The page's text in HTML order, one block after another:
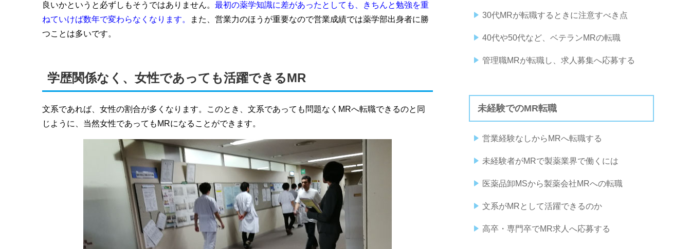
良いかというと必ずしもそうではありません。 最初の薬学知識に差があったとしても、きちんと勉強を重
ねていけば数年で変わらなくなります。
また、営業力のほうが重要なので営業成績では薬学部出身者に勝
つことは多いです。
学歴関係なく、女性であっても活躍できるMR
文系であれば、女性の割合が多くなります。このとき、文系であっても問題なくMRへ転職できるのと同
じように、当然女性であってもMRになることができます。
30代MRが転職するときに注意すべき点
40代や50代など、ベテランMRの転職
管理職MRが転職し、求人募集へ応募する
未経験でのMR転職
営業経験なしからMRへ転職する
未経験者がMRで製薬業界で働くには
医薬品卸MSから製薬会社MRへの転職
文系がMRとして活躍できるのか
高卒・専門卒でMR求人へ応募する